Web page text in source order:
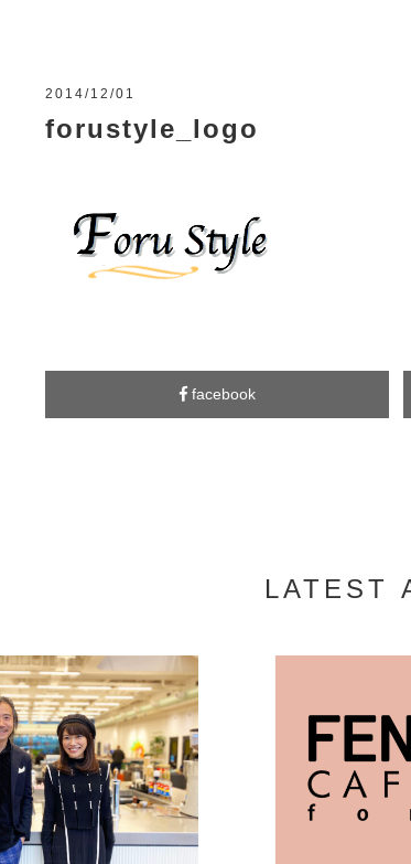
2014/12/01
forustyle_logo
facebook
LATEST